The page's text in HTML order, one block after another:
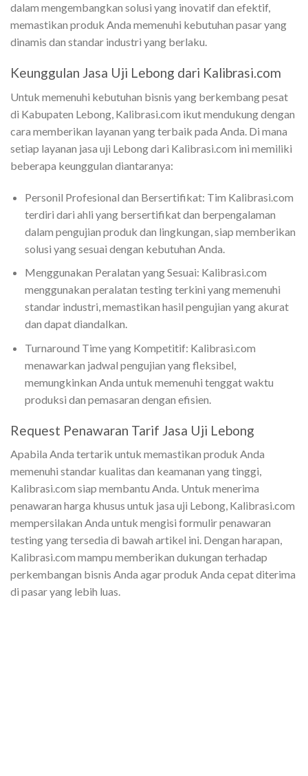
dalam mengembangkan solusi yang inovatif dan efektif,
memastikan produk Anda memenuhi kebutuhan pasar yang
dinamis dan standar industri yang berlaku.
Keunggulan Jasa Uji Lebong dari Kalibrasi.com
Untuk memenuhi kebutuhan bisnis yang berkembang pesat
di Kabupaten Lebong, Kalibrasi.com ikut mendukung dengan
cara memberikan layanan yang terbaik pada Anda. Di mana
setiap layanan jasa uji Lebong dari Kalibrasi.com ini memiliki
beberapa keunggulan diantaranya:
Personil Profesional dan Bersertifikat: Tim Kalibrasi.com
terdiri dari ahli yang bersertifikat dan berpengalaman
dalam pengujian produk dan lingkungan, siap memberikan
solusi yang sesuai dengan kebutuhan Anda.
Menggunakan Peralatan yang Sesuai: Kalibrasi.com
menggunakan peralatan testing terkini yang memenuhi
standar industri, memastikan hasil pengujian yang akurat
dan dapat diandalkan.
Turnaround Time yang Kompetitif: Kalibrasi.com
menawarkan jadwal pengujian yang fleksibel,
memungkinkan Anda untuk memenuhi tenggat waktu
produksi dan pemasaran dengan efisien.
Request Penawaran Tarif Jasa Uji Lebong
Apabila Anda tertarik untuk memastikan produk Anda
memenuhi standar kualitas dan keamanan yang tinggi,
Kalibrasi.com siap membantu Anda. Untuk menerima
penawaran harga khusus untuk jasa uji Lebong, Kalibrasi.com
mempersilakan Anda untuk mengisi formulir penawaran
testing yang tersedia di bawah artikel ini. Dengan harapan,
Kalibrasi.com mampu memberikan dukungan terhadap
perkembangan bisnis Anda agar produk Anda cepat diterima
di pasar yang lebih luas.